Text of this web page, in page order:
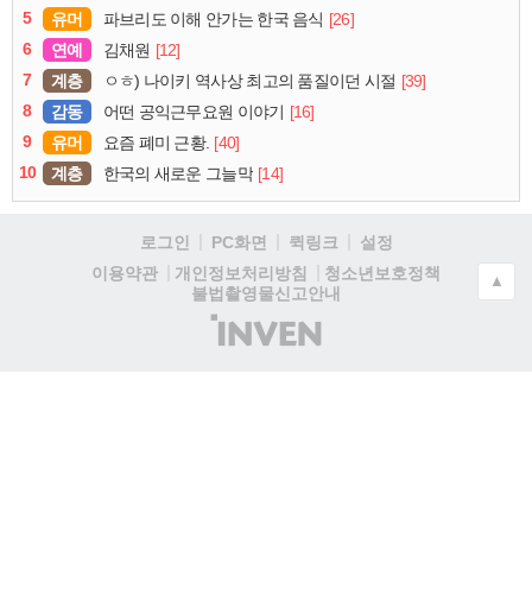
5
유머 파브리도 이해 안가는 한국 음식 [26]
6
연예 김채원 [12]
7
계층 ㅇㅎ) 나이키 역사상 최고의 품질이던 시절 [39]
8
감동 어떤 공익근무요원 이야기
[16]
9
유머 요즘 폐미 근황. [40]
10
계층 한국의 새로운 그늘막 [14]
로그인 PC화면 퀵링크
설정
이용약관
개인정보처리방침
청소년보호정책
불법촬영물신고안내
(주)
인
▲